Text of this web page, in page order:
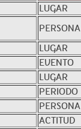
LUGAR
PERSONA
LUGAR
EVENTO
LUGAR
PERIODO
PERSONA
ACTITUD